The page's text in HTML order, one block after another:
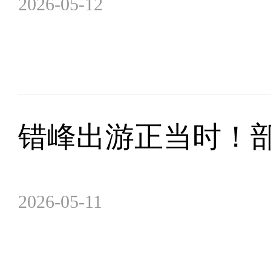
错峰出游正当时！
2026-05-11